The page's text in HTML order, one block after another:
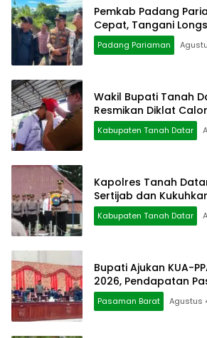
Pemkab Padang
Cepat, Tangani
Padang Pariaman
Wakil Bupati Tanah
Resmikan Diklat
Kabupaten Tanah Datar
Kapolres Tanah
Sertijab dan
Kabupaten Tanah Datar
Bupati Ajukan KUA-
2026, Pendapatan
Pasaman Barat Agustus